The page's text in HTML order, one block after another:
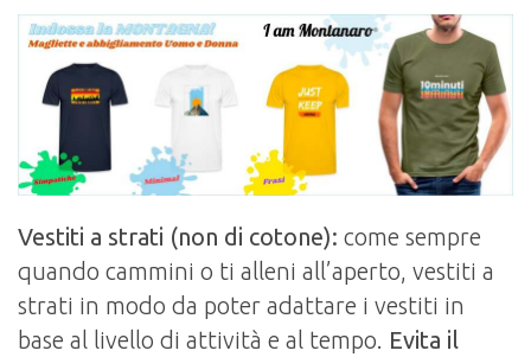
Vestiti a strati (non di cotone): come sempre
quando cammini o ti alleni all’aperto, vestiti a
strati in modo da poter adattare i vestiti in
base al livello di attività e al tempo. Evita il